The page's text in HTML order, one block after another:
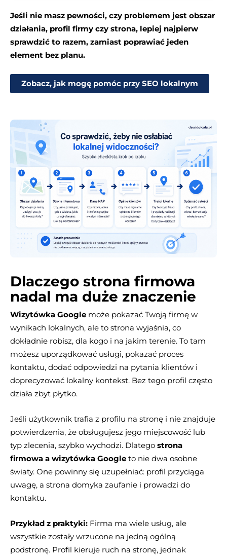
Jeśli nie masz pewności, czy problemem jest obszar
działania, profil firmy czy strona, lepiej najpierw
sprawdzić to razem, zamiast poprawiać jeden
element bez planu.
Zobacz, jak mogę pomóc przy SEO lokalnym
Dlaczego strona firmowa
nadal ma duże znaczenie
Wizytówka Google może pokazać Twoją firmę w
wynikach lokalnych, ale to strona wyjaśnia, co
dokładnie robisz, dla kogo i na jakim terenie. To tam
możesz uporządkować usługi, pokazać proces
kontaktu, dodać odpowiedzi na pytania klientów i
doprecyzować lokalny kontekst. Bez tego profil często
działa zbyt płytko.
Jeśli użytkownik trafia z profilu na stronę i nie znajduje
potwierdzenia, że obsługujesz jego miejscowość lub
typ zlecenia, szybko wychodzi. Dlatego strona
firmowa a wizytówka Google to nie dwa osobne
światy. One powinny się uzupełniać: profil przyciąga
uwagę, a strona domyka zaufanie i prowadzi do
kontaktu.
Przykład z praktyki: Firma ma wiele usług, ale
wszystkie zostały wrzucone na jedną ogólną
podstronę. Profil kieruje ruch na stronę, jednak